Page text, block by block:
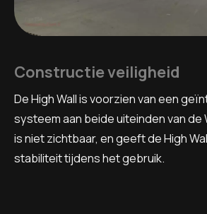
Constructie veiligheid
De High Wall is voorzien van een
systeem aan beide uiteinden van de
is niet zichtbaar, en geeft de High
stabiliteit tijdens het gebruik.